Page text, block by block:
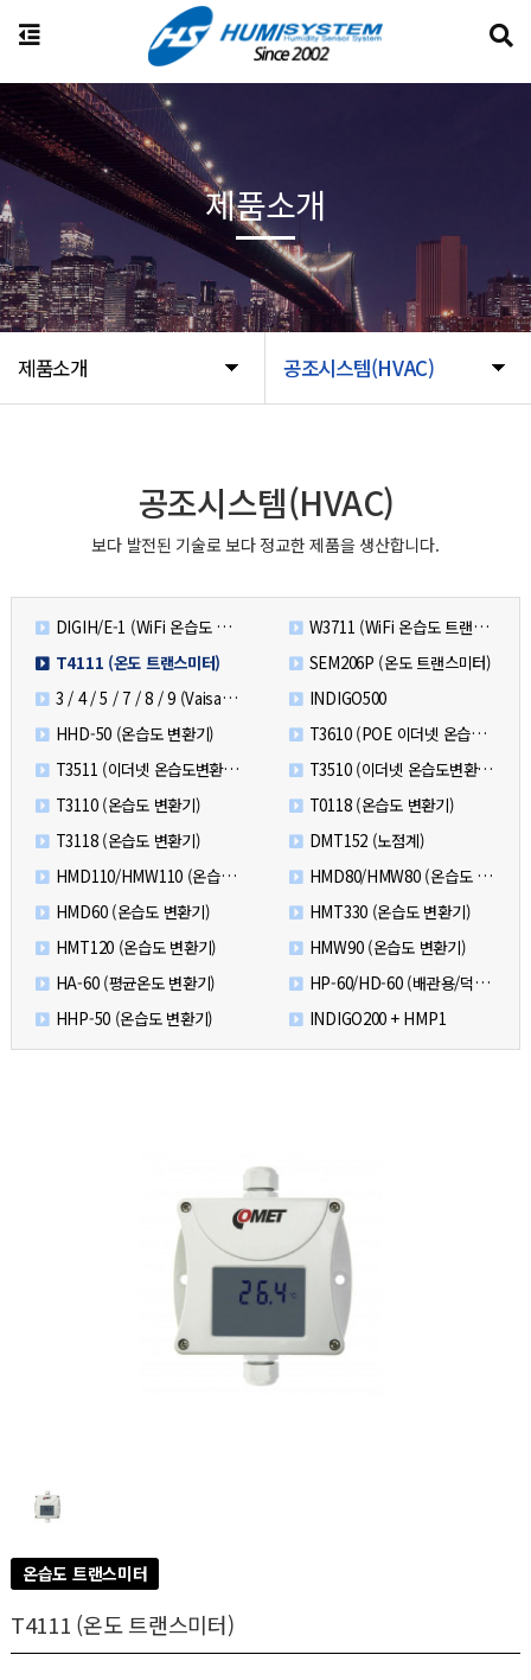
제품소개 공조시스템(HVAC)
제품소개
공조시스템(HVAC)
보다 발전된 기술로 보다 정교한 제품을 생산합니다.
DIGIH/E-1 (WiFi 온습도 트랜스미터 - Probe)
W3711 (WiFi 온습도 트랜스미터 - Indicator)
T4111 (온도 트랜스미터)
SEM206P (온도 트랜스미터)
3 / 4 / 5 / 7 / 8 / 9 (Vaisala 신제품)
INDIGO500
HHD-50 (온습도 변환기)
T3610 (POE 이더넷 온습도변환기)
T3511 (이더넷 온습도변환기)
T3510 (이더넷 온습도변환기)
T3110 (온습도 변환기)
T0118 (온습도 변환기)
T3118 (온습도 변환기)
DMT152 (노점계)
HMD110/HMW110 (온습도 변환기)
HMD80/HMW80 (온습도 변환기)
HMD60 (온습도 변환기)
HMT330 (온습도 변환기)
HMT120 (온습도 변환기)
HMW90 (온습도 변환기)
HA-60 (평균온도 변환기)
HP-60/HD-60 (배관용/덕트용 온도 변환기)
HHP-50 (온습도 변환기)
INDIGO200 + HMP1
온습도 트랜스미터
T4111 (온도 트랜스미터)